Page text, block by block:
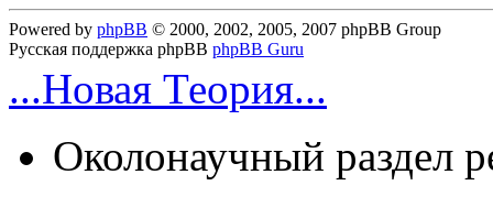
Powered by phpBB © 2000, 2002, 2005, 2007 phpBB Group
Русская поддержка phpBB phpBB Guru
...Новая Теория...
Околонаучный раздел